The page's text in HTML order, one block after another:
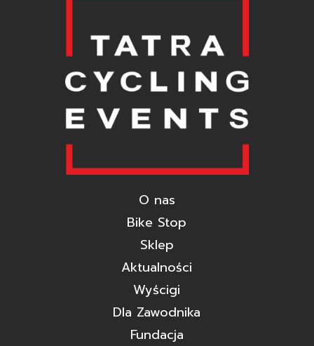
O nas
Bike Stop
Sklep
Aktualności
Wyścigi
Dla Zawodnika
Fundacja